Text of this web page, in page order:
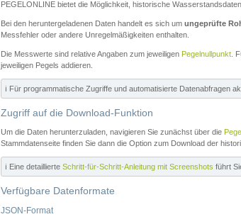
PEGELONLINE bietet die Möglichkeit, historische
Bei den heruntergeladenen Daten handelt es sich um ungeprüfte
Messfehler oder andere Unregelmäßigkeiten enthalten.
Die Messwerte sind relative Angaben zum jeweiligen Pegelnullpunkt .
jeweiligen Pegels addieren.
ℹ️ Für programmatische Zugriffe und automatisierte Datenabfragen
Zugriff auf die Download-Funktion
Um die Daten herunterzuladen, navigieren Sie zunächst über die
Stammdatenseite finden Sie dann die Option zum Download der
ℹ️ Eine detaillierte Schritt-für-Schritt-Anleitung mit Screenshots führt
Verfügbare Datenformate
JSON-Format